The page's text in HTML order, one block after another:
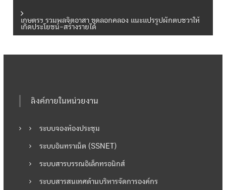
น
ะ
ว
เกษตรฯ รวมพลจิตอาสา ขุดลอกคลอง แนะแปรรูปผักตบชวาให้
เกิดประโยชน์-สร้างรายได้
ลิงค์ภายในหน่วยงาน
ระบบจองห้องประชุม
ระบบอินทราเน็ต (SSNET)
ระบบสารบรรณอิเล็กทรอนิกส์
ระบบสารสนเทศด้านบริหารจัดการองค์กร